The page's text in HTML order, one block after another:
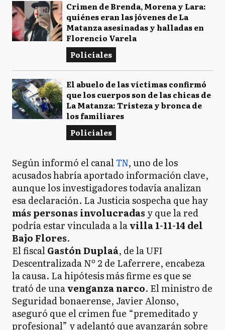
Crimen de Brenda, Morena y Lara:
quiénes eran las jóvenes de La
Matanza asesinadas y halladas en
Florencio Varela
Policiales
El abuelo de las víctimas confirmó
que los cuerpos son de las chicas de
La Matanza: Tristeza y bronca de
los familiares
Policiales
Según informó el canalTN, uno de los
acusados habría aportado información clave,
aunque los investigadores todavía analizan
esa declaración. La Justicia sospecha que hay
más personas involucradas y que la red
podría estar vinculada a lavilla 1-11-14 del
Bajo Flores.
El fiscalGastón Duplaá, de la UFI
Descentralizada Nº 2 de Laferrere, encabeza
la causa. La hipótesis más firme es que se
trató de unavenganza narco. El ministro de
Seguridad bonaerense, Javier Alonso,
aseguró que el crimen fue “premeditado y
profesional” y adelantó que avanzarán sobre